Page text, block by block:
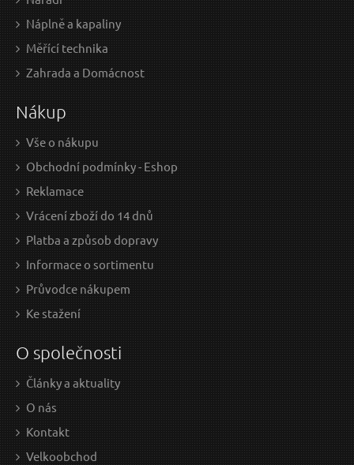
Náplně a kapaliny
Měřící technika
Zahrada a Domácnost
Nákup
Vše o nákupu
Obchodní podmínky - Eshop
Reklamace
Vrácení zboží do 14 dnů
Platba a způsob dopravy
Informace o sortimentu
Průvodce nákupem
Ke stažení
O společnosti
Články a aktuality
O nás
Kontakt
Velkoobchod